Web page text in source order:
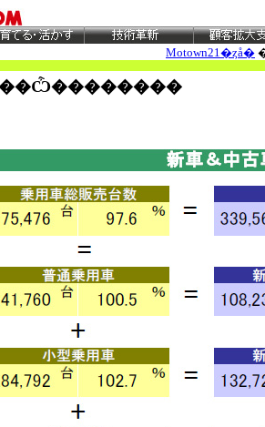
Motown21�ȥå�